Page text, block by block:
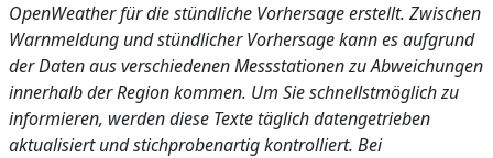
OpenWeather für die stündliche Vorhersage erstellt. Zwischen
Warnmeldung und stündlicher Vorhersage kann es aufgrund
der Daten aus verschiedenen Messstationen zu Abweichungen
innerhalb der Region kommen. Um Sie schnellstmöglich zu
informieren, werden diese Texte täglich datengetrieben
aktualisiert und stichprobenartig kontrolliert. Bei